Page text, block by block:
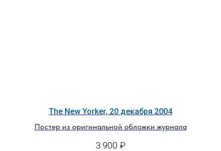
The New Yorker, 20 декабря 2004
Постер из оригинальной обложки журнала
3 900 ₽